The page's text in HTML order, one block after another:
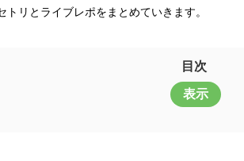
トリとライブレポをまとめていきます。
目次
表示